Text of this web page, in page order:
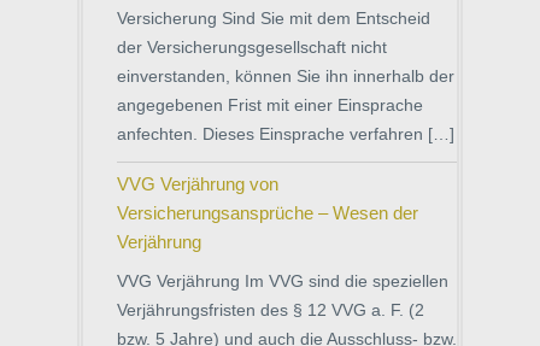
Versicherung Sind Sie mit dem Entscheid
der Versicherungsgesellschaft nicht
einverstanden, können Sie ihn innerhalb der
angegebenen Frist mit einer Einsprache
anfechten. Dieses Einsprache verfahren […]
VVG Verjährung von
Versicherungsansprüche – Wesen der
Verjährung
VVG Verjährung Im VVG sind die speziellen
Verjährungsfristen des § 12 VVG a. F. (2
bzw. 5 Jahre) und auch die Ausschluss- bzw.